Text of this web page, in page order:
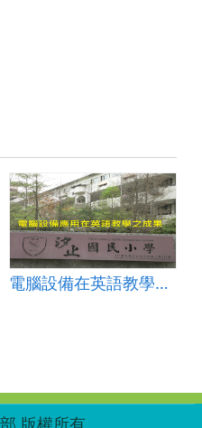
電腦設備在英語教學應用
版權所有